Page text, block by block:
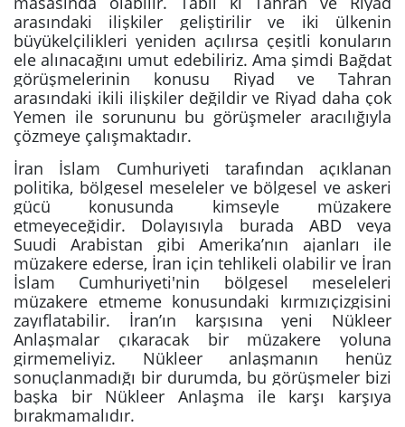
arasındaki ilişkiler geliştirilir ve iki ülkenin
büyükelçilikleri yeniden açılırsa çeşitli konuların
ele alınacağını umut edebiliriz. Ama şimdi Bağdat
görüşmelerinin konusu Riyad ve Tahran
arasındaki ikili ilişkiler değildir ve Riyad daha çok
Yemen ile sorununu bu görüşmeler aracılığıyla
çözmeye çalışmaktadır.
İran İslam Cumhuriyeti tarafından açıklanan
politika, bölgesel meseleler ve bölgesel ve askeri
gücü konusunda kimseyle müzakere
etmeyeceğidir. Dolayısıyla burada ABD veya
Suudi Arabistan gibi Amerika’nın ajanları ile
müzakere ederse, İran için tehlikeli olabilir ve İran
İslam Cumhuriyeti'nin bölgesel meseleleri
müzakere etmeme konusundaki kırmızıçizgisini
zayıflatabilir. İran’ın karşısına yeni Nükleer
Anlaşmalar çıkaracak bir müzakere yoluna
girmemeliyiz. Nükleer anlaşmanın henüz
sonuçlanmadığı bir durumda, bu görüşmeler bizi
başka bir Nükleer Anlaşma ile karşı karşıya
bırakmamalıdır.